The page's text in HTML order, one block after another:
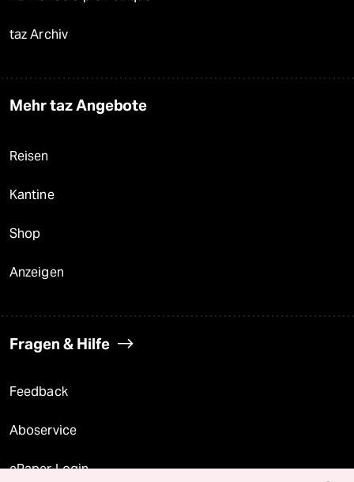
taz Archiv
Mehr taz Angebote
Reisen
Kantine
Shop
Anzeigen
Fragen & Hilfe
Feedback
Aboservice
ePaper Login